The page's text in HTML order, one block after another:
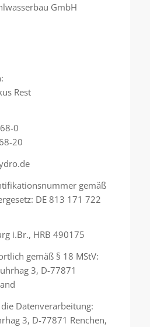
GmbH
Rest
0
20
gemäß
DE 813 171 722
i.Br., HRB 490175
gemäß § 18 MStV:
3, D-77871
Datenverarbeitung:
3, D-77871 Renchen,